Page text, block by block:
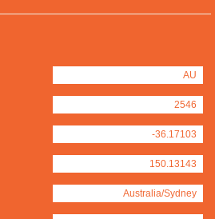
AU
2546
-36.17103
150.13143
Australia/Sydney